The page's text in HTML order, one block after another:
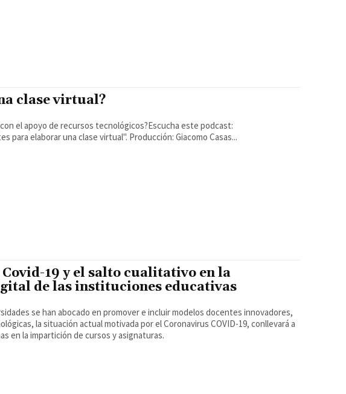
clase virtual?
el apoyo de recursos tecnológicos?Escucha este podcast:
"Recomendaciones a los docentes para elaborar una clase virtual". Producción: Giacomo Casas...
19 y el salto cualitativo en la
de las instituciones educativas
se han abocado en promover e incluir modelos docentes innovadores,
la situación actual motivada por el Coronavirus COVID-19, conllevará a
en la impartición de cursos y asignaturas.